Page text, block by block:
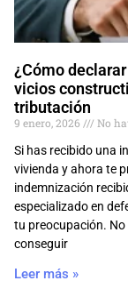
¿Cómo
vicios
tributación
9 enero, 2026
No
Si has recibido una
vivienda y ahora te
indemnización
especializado en
tu preocupación. No
conseguir
Leer más »